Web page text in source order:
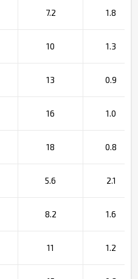
7.2 1.8
10 1.3
13 0.9
16 1.0
18 0.8
5.6 2.1
8.2 1.6
11 1.2